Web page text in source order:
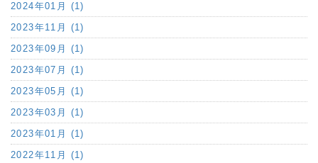
2024年01月 (1)
2023年11月 (1)
2023年09月 (1)
2023年07月 (1)
2023年05月 (1)
2023年03月 (1)
2023年01月 (1)
2022年11月 (1)